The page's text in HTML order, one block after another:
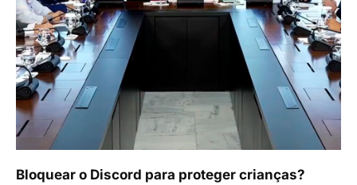
Bloquear o Discord para proteger crianças?